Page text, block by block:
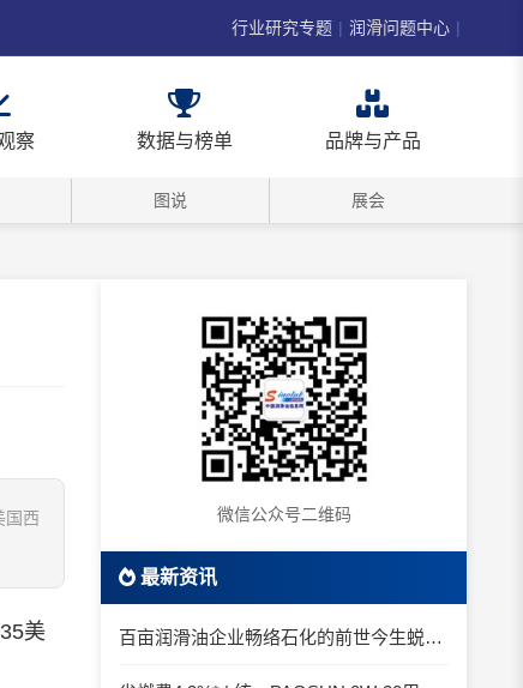
行业研究专题 | 润滑问题中心 |
察 数据与榜单 品牌与产品
图说 展会
国西
美
微信公众号二维码
最新资讯
百亩润滑油企业畅络石化的前世今生蜕变之路